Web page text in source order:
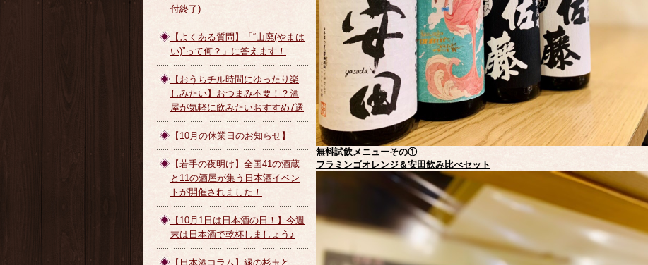
無料試飲メニューその①
フラミンゴオレンジ＆安田飲み比べセット
付終了)
【よくある質問】「“山廃(やまは
い)”って何？」に答えます！
【おうちチル時間にゆったり楽
しみたい】おつまみ不要！？酒
屋が気軽に飲みたいおすすめ7選
【10月の休業日のお知らせ】
【若手の夜明け】全国41の酒蔵
と11の酒屋が集う日本酒イベン
トが開催されました！
【10月1日は日本酒の日！】今週
末は日本酒で乾杯しましょう♪
【日本酒コラム】緑の杉玉と、